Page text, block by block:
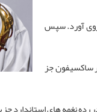
از پارکر می‌دانستند اما در دهه 60 به فریجز روی آورد. سپس
ساکسیفون جز